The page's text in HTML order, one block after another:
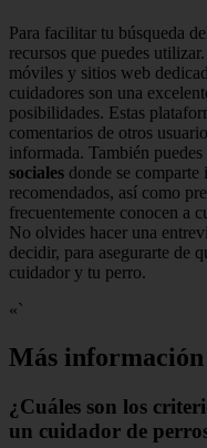
Para facilitar tu búsqueda
recursos que puedes
móviles y sitios web
cuidadores son una
posibilidades. Estas
comentarios de otros
informada. También
sociales donde se
recomendados, así como
frecuentemente conocen a
No olvides hacer una
decidir, para asegurarte de
cuidador y tu perro.
«`
Más información
¿Cuáles son los
un cuidador de